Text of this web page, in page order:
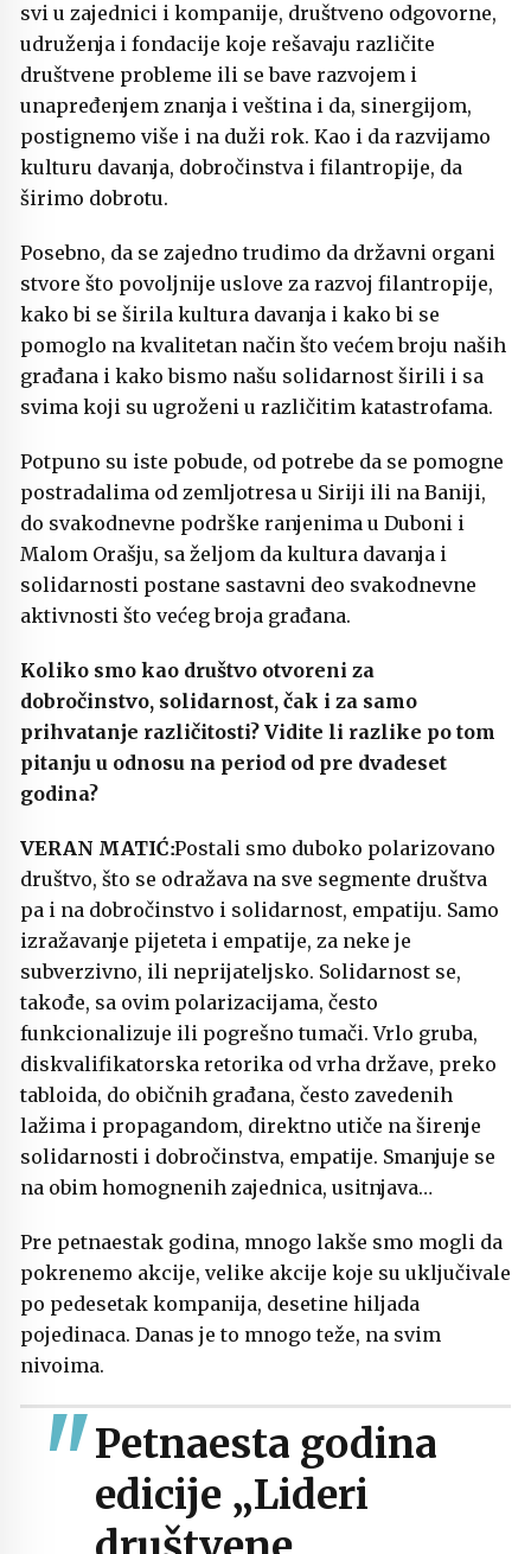
svi u zajednici i kompanije, društveno odgovorne,
udruženja i fondacije koje rešavaju različite
društvene probleme ili se bave razvojem i
unapređenjem znanja i veština i da, sinergijom,
postignemo više i na duži rok. Kao i da razvijamo
kulturu davanja, dobročinstva i filantropije, da
širimo dobrotu.
Posebno, da se zajedno trudimo da državni organi
stvore što povoljnije uslove za razvoj filantropije,
kako bi se širila kultura davanja i kako bi se
pomoglo na kvalitetan način što većem broju naših
građana i kako bismo našu solidarnost širili i sa
svima koji su ugroženi u različitim katastrofama.
Potpuno su iste pobude, od potrebe da se pomogne
postradalima od zemljotresa u Siriji ili na Baniji,
do svakodnevne podrške ranjenima u Duboni i
Malom Orašju, sa željom da kultura davanja i
solidarnosti postane sastavni deo svakodnevne
aktivnosti što većeg broja građana.
Koliko smo kao društvo otvoreni za
dobročinstvo, solidarnost, čak i za samo
prihvatanje različitosti? Vidite li razlike po tom
pitanju u odnosu na period od pre dvadeset
godina?
Postali smo duboko polarizovano
društvo, što se odražava na sve segmente društva
pa i na dobročinstvo i solidarnost, empatiju. Samo
izražavanje pijeteta i empatije, za neke je
subverzivno, ili neprijateljsko. Solidarnost se,
takođe, sa ovim polarizacijama, često
funkcionalizuje ili pogrešno tumači. Vrlo gruba,
diskvalifikatorska retorika od vrha države, preko
tabloida, do običnih građana, često zavedenih
lažima i propagandom, direktno utiče na širenje
solidarnosti i dobročinstva, empatije. Smanjuje se
na obim homognenih zajednica, usitnjava…
Pre petnaestak godina, mnogo lakše smo mogli da
pokrenemo akcije, velike akcije koje su uključivale
po pedesetak kompanija, desetine hiljada
pojedinaca. Danas je to mnogo teže, na svim
nivoima.
Petnaesta godina
edicije „Lideri